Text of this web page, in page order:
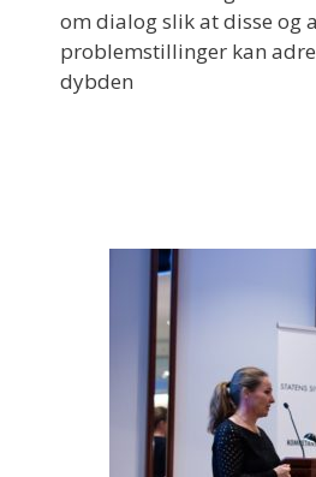
om dialog slik at disse og
problemstillinger kan
dybden